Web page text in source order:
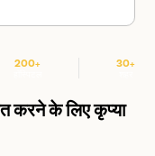
200+ 30+
करने के लिए कृप्या